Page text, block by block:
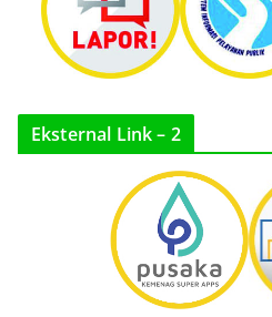
Eksternal Link – 2